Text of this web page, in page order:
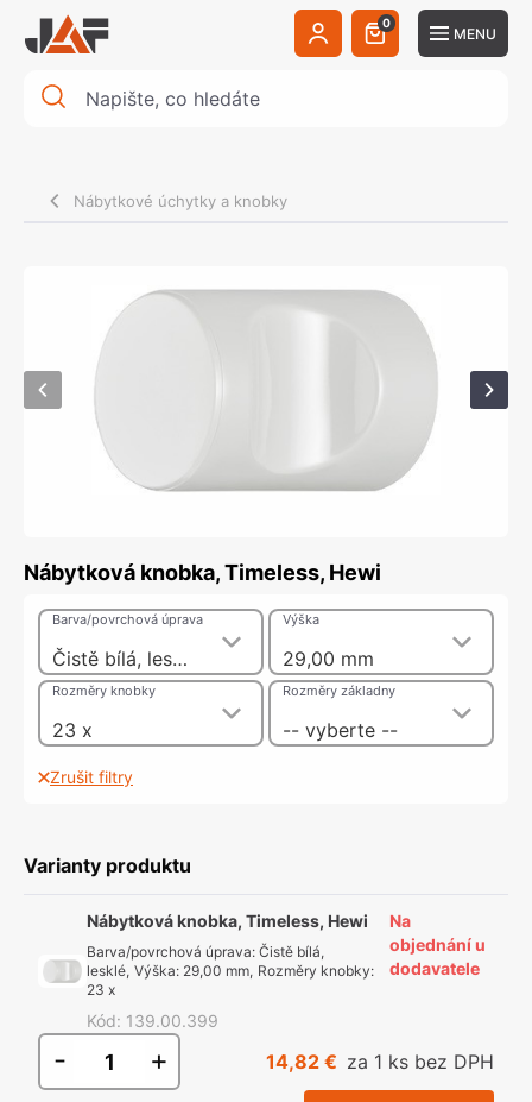
0
MENU
Nábytkové úchytky a knobky
Nábytková knobka, Timeless, Hewi
Čistě bílá, lesklé
Barva/povrchová úprava
29,00 mm
Výška
23 x
Rozměry knobky
-- vyberte --
Rozměry základny
Zrušit filtry
Varianty produktu
Nábytková knobka, Timeless, Hewi
Barva/povrchová úprava:Čistě bílá,
lesklé, Výška: 29,00 mm, Rozměry knobky:
23 x
Kód: 139.00.399
Na
objednání u
dodavatele
- + 14,82 € za 1 ks bez DPH